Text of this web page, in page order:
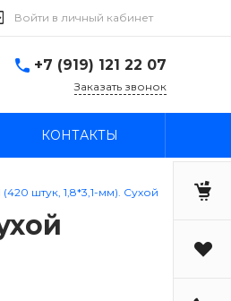
Войти в личный кабинет
+7 (919) 121 22 07
Заказать звонок
КОНТАКТЫ
штук, 1,8*3,1-мм). Сухой